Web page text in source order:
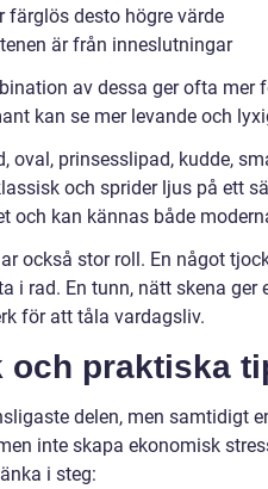
färglös desto högre värde
är från inneslutningar
av dessa ger ofta mer
kan se mer levande och
oval, prinsesslipad, kudde,
och sprider ljus på ett
och kan kännas både
också stor roll. En något
i rad. En tunn, nätt skena
för att tåla vardagsliv.
och praktiska
delen, men samtidigt
inte skapa ekonomisk
i steg: